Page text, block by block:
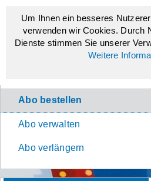
Um Ihnen ein besseres
verwenden wir Cookies. Durch
Dienste stimmen Sie unserer
Weitere
Abo bestellen
Abo verwalten
Abo verlängern